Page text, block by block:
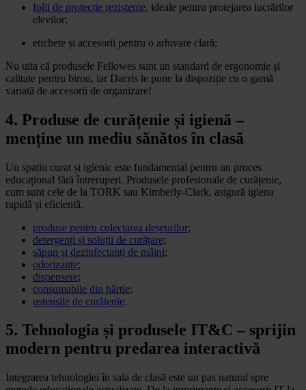
folii de protecție rezistente, ideale pentru protejarea lucrărilor
elevilor;
etichete și accesorii pentru o arhivare clară;
Nu uita că produsele Fellowes sunt un standard de ergonomie și
calitate pentru birou, iar Dacris le pune la dispoziție cu o gamă
variată de accesorii de organizare!
4. Produse de curățenie și igienă –
menține un mediu sănătos în clasă
Un spațiu curat și igienic este fundamental pentru un proces
educațional fără întreruperi. Produsele profesionale de curățenie,
cum sunt cele de la TORK sau Kimberly-Clark, asigură igiena
rapidă și eficientă.
produse pentru colectarea deșeurilor;
detergenți și soluții de curățare;
săpun și dezinfectanți de mâini;
odorizante;
dispensere;
consumabile din hârtie;
ustensile de curățenie.
5. Tehnologia și produsele IT&C – sprijin
modern pentru predarea interactivă
Integrarea tehnologiei în sala de clasă este un pas natural spre